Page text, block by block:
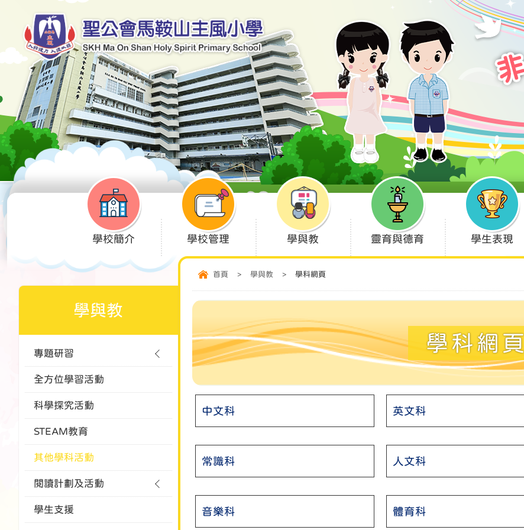
學校簡介 學校管理 學與教 靈育與德育 學生表現
首頁 > 學與教 > 學科網頁
學科網頁
中文科 英文科
常識科 人文科
音樂科 體育科
學與教
專題研習
全方位學習活動
科學探究活動
STEAM教育
其他學科活動
閱讀計劃及活動
學生支援